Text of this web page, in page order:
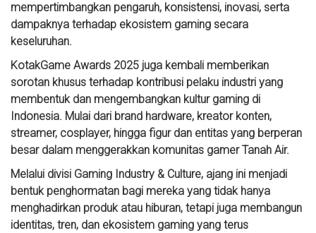
mempertimbangkan pengaruh, konsistensi, inovasi, serta
dampaknya terhadap ekosistem gaming secara
keseluruhan.
KotakGame Awards 2025 juga kembali memberikan
sorotan khusus terhadap kontribusi pelaku industri yang
membentuk dan mengembangkan kultur gaming di
Indonesia. Mulai dari brand hardware, kreator konten,
streamer, cosplayer, hingga figur dan entitas yang berperan
besar dalam menggerakkan komunitas gamer Tanah Air.
Melalui divisi Gaming Industry & Culture, ajang ini menjadi
bentuk penghormatan bagi mereka yang tidak hanya
menghadirkan produk atau hiburan, tetapi juga membangun
identitas, tren, dan ekosistem gaming yang terus